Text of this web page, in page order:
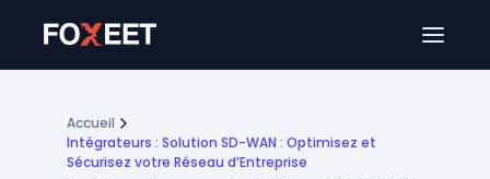
Accueil
Intégrateurs : Solution SD-WAN : Optimisez et
Sécurisez votre Réseau d’Entreprise